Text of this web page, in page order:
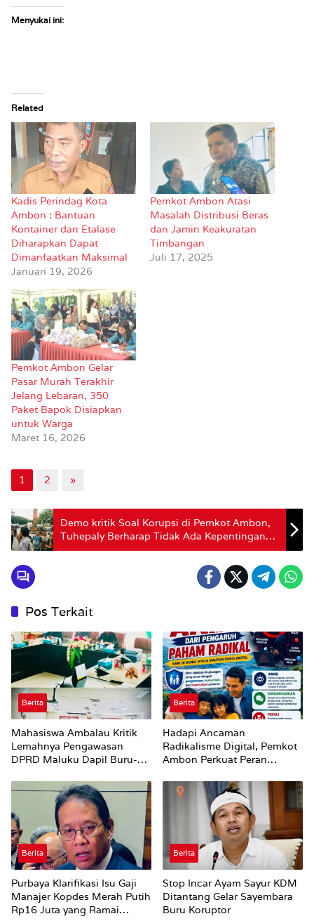
Menyukai ini:
Related
Kadis Perindag Kota
Ambon : Bantuan
Kontainer dan Etalase
Diharapkan Dapat
Dimanfaatkan Maksimal
Januari 19, 2026
Pemkot Ambon Atasi
Masalah Distribusi Beras
dan Jamin Keakuratan
Timbangan
Juli 17, 2025
Pemkot Ambon Gelar
Pasar Murah Terakhir
Jelang Lebaran, 350
Paket Bapok Disiapkan
untuk Warga
Maret 16, 2026
1 2 »
Demo kritik Soal Korupsi di Pemkot Ambon,
Tuhepaly Berharap Tidak Ada Kepentingan
Tertentu
Pos Terkait
Berita
Mahasiswa Ambalau Kritik
Lemahnya Pengawasan
DPRD Maluku Dapil Buru-
Perubahan Status Jalan
Berita
Hadapi Ancaman
Radikalisme Digital, Pemkot
Ambon Perkuat Peran
Berita
Purbaya Klarifikasi Isu Gaji
Manajer Kopdes Merah Putih
Rp16 Juta yang Ramai
Berita
Stop Incar Ayam Sayur KDM
Ditantang Gelar Sayembara
Buru Koruptor